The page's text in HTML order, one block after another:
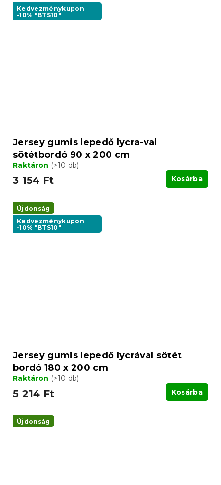
Kedvezménykupon
-10% "BTS10"
Jersey gumis lepedő lycra-val
sötétbordó 90 x 200 cm
Raktáron (>10 db)
3 154 Ft Kosárba
Újdonság
Kedvezménykupon
-10% "BTS10"
Jersey gumis lepedő lycrával sötét
bordó 180 x 200 cm
Raktáron (>10 db)
5 214 Ft Kosárba
Újdonság